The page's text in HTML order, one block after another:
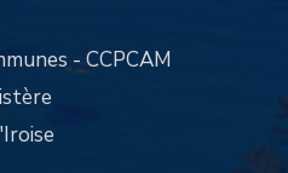
- CCPCAM